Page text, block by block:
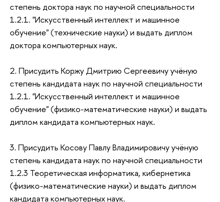
степень доктора наук по научной специальности
1.2.1. "Искусственный интеллект и машинное
обучение" (технические науки) и выдать диплом
доктора компьютерных наук.
2. Присудить Коржу Дмитрию Сергеевичу учёную
степень кандидата наук по научной специальности
1.2.1. "Искусственный интеллект и машинное
обучение" (физико-математические науки) и выдать
диплом кандидата компьютерных наук.
3. Присудить Косову Павлу Владимировичу учёную
степень кандидата наук по научной специальности
1.2.3 Теоретическая информатика, кибернетика
(физико-математические науки) и выдать диплом
кандидата компьютерных наук.